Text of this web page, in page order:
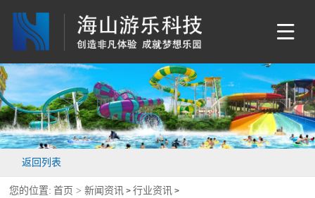
返回列表
您的位置: 首页 >新闻资讯 >行业资讯 >